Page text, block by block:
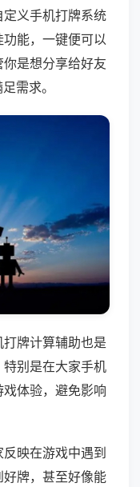
义手机打牌系统
能，一键便可以
是想分享给好友
需求。
牌计算辅助也是
别是在大家手机
体验，避免影响
映在游戏中遇到
牌，甚至好像能